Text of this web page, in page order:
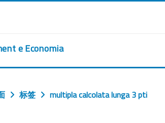
e Economia
标签 multipla calcolata lunga 3 pti